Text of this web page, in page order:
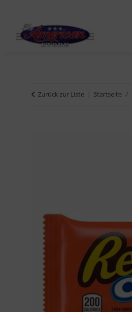
Zurück zur Liste Startseite